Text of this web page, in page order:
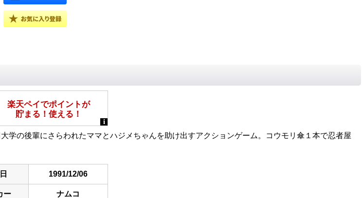
学の後輩にさらわれたママとハジメちゃんを助け出すアクションゲーム。コウモリ傘１本で忍者屋
1991/12/06
ー ナムコ